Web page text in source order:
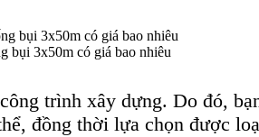
bụi 3x50m có giá bao nhiêu
trình xây dựng. Do đó,
đồng thời lựa chọn được